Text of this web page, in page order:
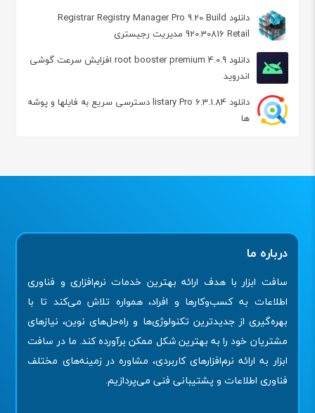
دانلود Registrar Registry Manager Pro 9.20 Build
920.30816 Retail مدیریت رجیستری
دانلود root booster premium 4.0.9 افزایش سرعت گوشی
اندروید
دانلود listary Pro 6.3.1.84 دسترسی سریع به فایلها و پوشه
ها
درباره ما
سافت ابزار با هدف ارائه بهترین خدمات نرم‌افزاری و فناوری
اطلاعات به کسب‌وکارها و افراد، همواره تلاش می‌کند تا با
بهره‌گیری از جدیدترین تکنولوژی‌ها و راه‌حل‌های نوین، نیازهای
مشتریان خود را به بهترین شکل ممکن برآورده کند. ما در سافت
ابزار به ارائه نرم‌افزارهای کاربردی، مشاوره در زمینه‌های مختلف
فناوری اطلاعات و پشتیبانی فنی می‌پردازیم.